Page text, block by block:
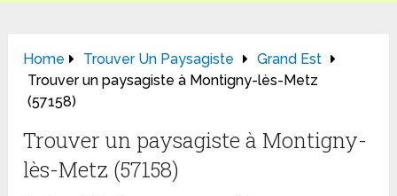
Home Trouver Un Paysagiste
Grand Est
Trouver un paysagiste à Montigny-lès-Metz
(57158)
Trouver un paysagiste à Montigny-
lès-Metz (57158)